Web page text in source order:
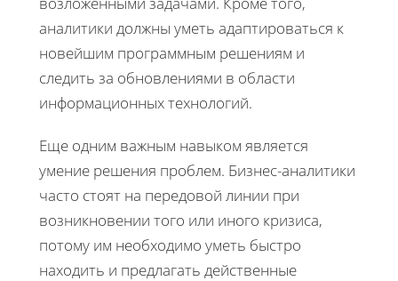
аналитики должны уметь адаптироваться к
новейшим программным решениям и
следить за обновлениями в области
информационных технологий.
Еще одним важным навыком является
умение решения проблем. Бизнес-аналитики
часто стоят на передовой линии при
возникновении того или иного кризиса,
потому им необходимо уметь быстро
находить и предлагать действенные